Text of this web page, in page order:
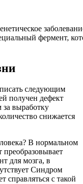
фермент,
следующим
получен дефект
выработку
снижается
В нормальном
для мозга, в
Синдром
справляться с такой